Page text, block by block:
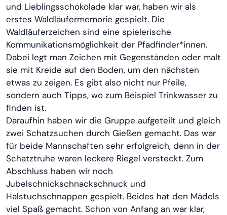
und Lieblingsschokolade klar war, haben wir als
erstes Waldläufermemorie gespielt. Die
Waldläuferzeichen sind eine spielerische
Kommunikationsmöglichkeit der Pfadfinder*innen.
Dabei legt man Zeichen mit Gegenständen oder malt
sie mit Kreide auf den Boden, um den nächsten
etwas zu zeigen. Es gibt also nicht nur Pfeile,
sondern auch Tipps, wo zum Beispiel Trinkwasser zu
finden ist.
Daraufhin haben wir die Gruppe aufgeteilt und gleich
zwei Schatzsuchen durch Gießen gemacht. Das war
für beide Mannschaften sehr erfolgreich, denn in der
Schatztruhe waren leckere Riegel versteckt. Zum
Abschluss haben wir noch
Jubelschnickschnackschnuck und
Halstuchschnappen gespielt. Beides hat den Mädels
viel Spaß gemacht. Schon von Anfang an war klar,